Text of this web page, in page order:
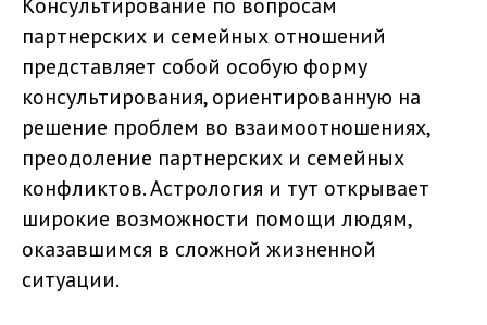
Личная жизнь, образование, работа,
предназначение и кармические
задачи, состояние человека в любой
момент времени с точки зрения
здоровья, энергетического
потенциала, конкурентов, близких и
родственников – нет такой
жизненной сферы, в которой
Джйотиш не мог бы дать человеку
ясность происходящего.
партнерских и семейных отношений
представляет собой особую форму
консультирования, ориентированную на
решение проблем во взаимоотношениях,
преодоление партнерских и семейных
конфликтов. Астрология и тут открывает
широкие возможности помощи людям,
оказавшимся в сложной жизненной
ситуации.